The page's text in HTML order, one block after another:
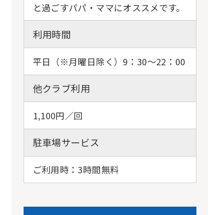
と過ごすパパ・ママにオススメです。
利用時間
平日（※月曜日除く）9：30～22：00
他クラブ利用
1,100円／回
駐車場サービス
ご利用時：3時間無料